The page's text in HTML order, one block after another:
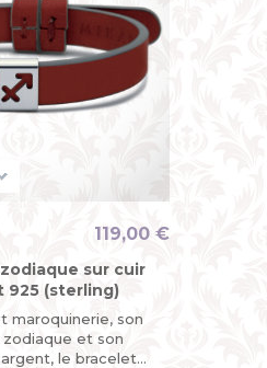
sur cuir
925 (sterling)
maroquinerie, son
et son
le bracelet
119,00 €